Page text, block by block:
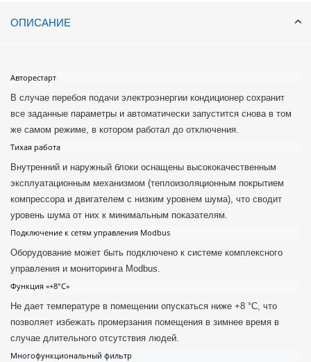
ОПИСАНИЕ
Авторестарт
В случае перебоя подачи электроэнергии кондиционер сохранит
все заданные параметры и автоматически запустится снова в том
же самом режиме, в котором работал до отключения.
Тихая работа
Внутренний и наружный блоки оснащены высококачественным
эксплуатационным механизмом (теплоизоляционным покрытием
компрессора и двигателем с низким уровнем шума), что сводит
уровень шума от них к минимальным показателям.
Подключение к сетям управления Modbus
Оборудование может быть подключено к системе комплексного
управления и мониторинга Modbus.
Функция «+8°C»
Не дает температуре в помещении опускаться ниже +8 °C, что
позволяет избежать промерзания помещения в зимнее время в
случае длительного отсутствия людей.
Многофункциональный фильтр